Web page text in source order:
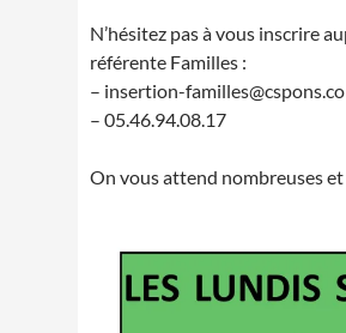
N’hésitez pas à vous inscrire
référente Familles :
– insertion-
– 05.46.94.08.17
On vous attend nombreuses